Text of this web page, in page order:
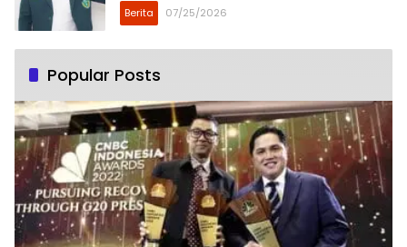
Berita 07/25/2026
Popular Posts